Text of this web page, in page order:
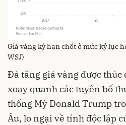
Giá vàng kỳ hạn chốt ở mức kỷ lục
WSJ)
Đà tăng giá vàng được
xoay quanh các tuyên bố
thống Mỹ Donald Trump
Âu, lo ngại về tính độc lập